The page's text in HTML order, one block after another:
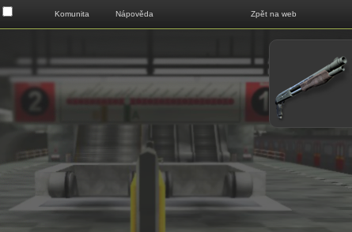
Komunita Nápověda Zpět na web